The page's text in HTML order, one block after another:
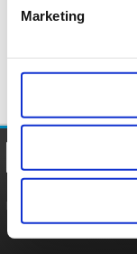
Marketing